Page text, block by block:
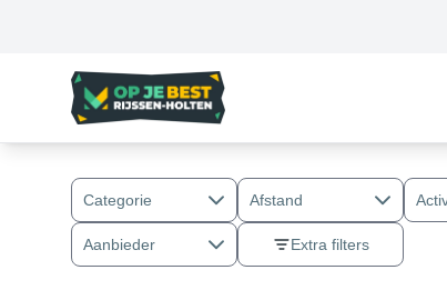
Categorie Afstand
Aanbieder Extra filters